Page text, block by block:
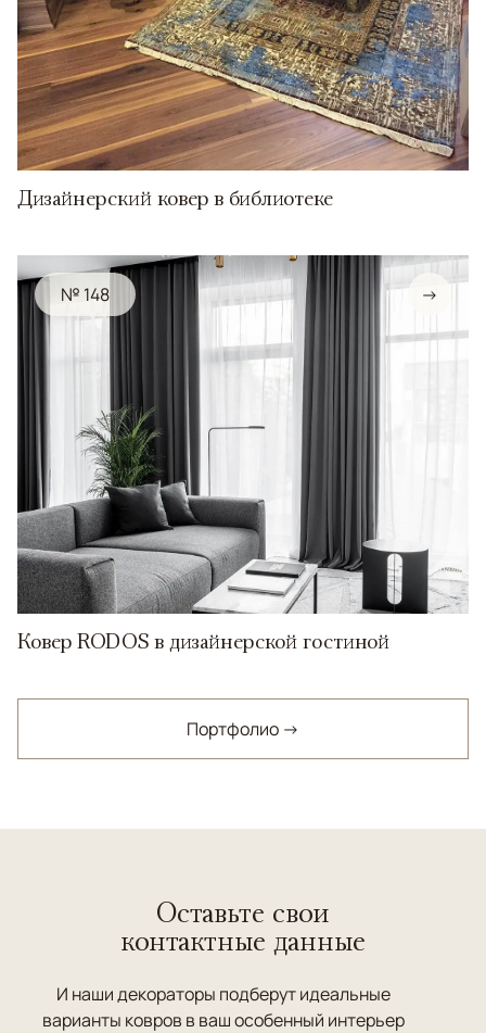
Дизайнерский ковер в библиотеке
№ 148 →
Ковер RODOS в дизайнерской гостиной
Портфолио →
Оставьте свои
контактные данные
И наши декораторы подберут идеальные
варианты ковров в ваш особенный интерьер